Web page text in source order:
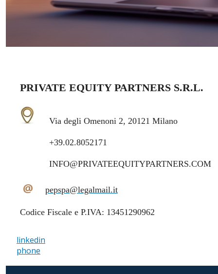
PRIVATE EQUITY PARTNERS S.R.L.
Via degli Omenoni 2, 20121 Milano
+39.02.8052171
INFO@PRIVATEEQUITYPARTNERS.COM
@ pepspa@legalmail.it
Codice Fiscale e P.IVA: 13451290962
linkedin
phone